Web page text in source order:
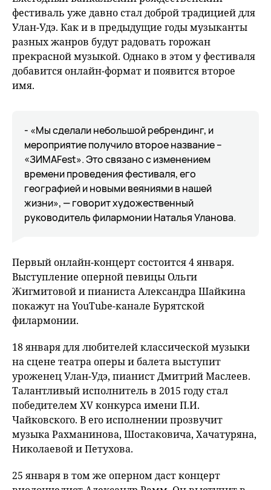
фестиваль уже давно стал доброй традицией для
Улан-Удэ. Как и в предыдущие годы музыканты
разных жанров будут радовать горожан
прекрасной музыкой. Однако в этом у фестиваля
добавится онлайн-формат и появится второе
имя.
- «Мы сделали небольшой ребрендинг, и
мероприятие получило второе название –
«ЗИМАFest». Это связано с изменением
времени проведения фестиваля, его
географией и новыми веяниями в нашей
жизни», — говорит художественный
руководитель филармонии Наталья Уланова.
Первый онлайн-концерт состоится 4 января.
Выступление оперной певицы Ольги
Жигмитовой и пианиста Александра Шайкина
покажут на YouTube-канале Бурятской
филармонии.
18 января для любителей классической музыки
на сцене театра оперы и балета выступит
уроженец Улан-Удэ, пианист Дмитрий Маслеев.
Талантливый исполнитель в 2015 году стал
победителем XV конкурса имени П.И.
Чайковского. В его исполнении прозвучит
музыка Рахманинова, Шостаковича, Хачатуряна,
Николаевой и Петухова.
25 января в том же оперном даст концерт